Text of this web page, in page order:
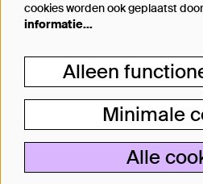
Steun
Je kunt Theater
een kleine donatie bij
kaartje tot aan
Lees
cookies worden ook geplaatst
informatie…
Alleen
Minimale
Alle